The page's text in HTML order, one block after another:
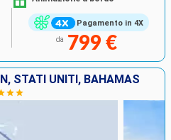
Pagamento in 4X
da 799 €
STATI UNITI, BAHAMAS